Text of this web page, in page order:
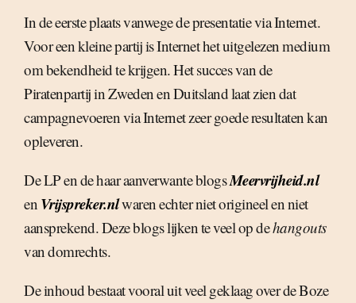
In de eerste plaats vanwege de presentatie via Internet.
Voor een kleine partij is Internet het uitgelezen medium
om bekendheid te krijgen. Het succes van de
Piratenpartij in Zweden en Duitsland laat zien dat
campagnevoeren via Internet zeer goede resultaten kan
opleveren.
De LP en de haar aanverwante blogsMeervrijheid.nl
en Vrijspreker.nlwaren echter niet origineel en niet
aansprekend. Deze blogs lijken te veel op dehangouts
van domrechts.
De inhoud bestaat vooral uit veel geklaag over de Boze